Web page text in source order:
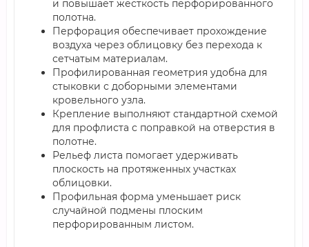
и повышает жесткость перфорированного
полотна.
Перфорация обеспечивает прохождение
воздуха через облицовку без перехода к
сетчатым материалам.
Профилированная геометрия удобна для
стыковки с доборными элементами
кровельного узла.
Крепление выполняют стандартной схемой
для профлиста с поправкой на отверстия в
полотне.
Рельеф листа помогает удерживать
плоскость на протяженных участках
облицовки.
Профильная форма уменьшает риск
случайной подмены плоским
перфорированным листом.